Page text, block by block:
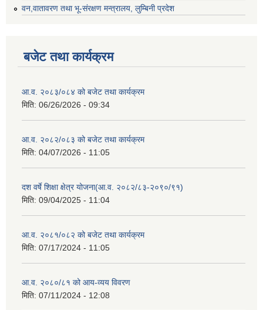
वन,वातावरण तथा भू-संरक्षण मन्त्रालय, लुम्बिनी प्रदेश
बजेट तथा कार्यक्रम
आ.व. २०८३/०८४ को बजेट तथा कार्यक्रम
मिति: 06/26/2026 - 09:34
आ.व. २०८२/०८३ को बजेट तथा कार्यक्रम
मिति: 04/07/2026 - 11:05
दश वर्षे शिक्षा क्षेत्र योजना(आ.व. २०८२/८३-२०९०/९१)
मिति: 09/04/2025 - 11:04
आ.व. २०८१/०८२ को बजेट तथा कार्यक्रम
मिति: 07/17/2024 - 11:05
आ.व. २०८०/८१ को आय-व्यय विवरण
मिति: 07/11/2024 - 12:08